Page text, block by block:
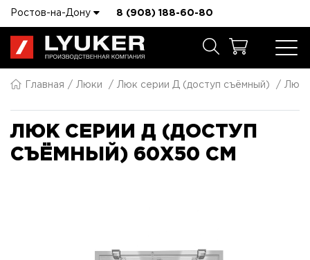
Ростов-на-Дону 8 (908) 188-60-80
Главная Люки Люк серии Д (доступ съёмный) Люк
ЛЮК СЕРИИ Д (ДОСТУП
СЪЁМНЫЙ) 60X50 СМ